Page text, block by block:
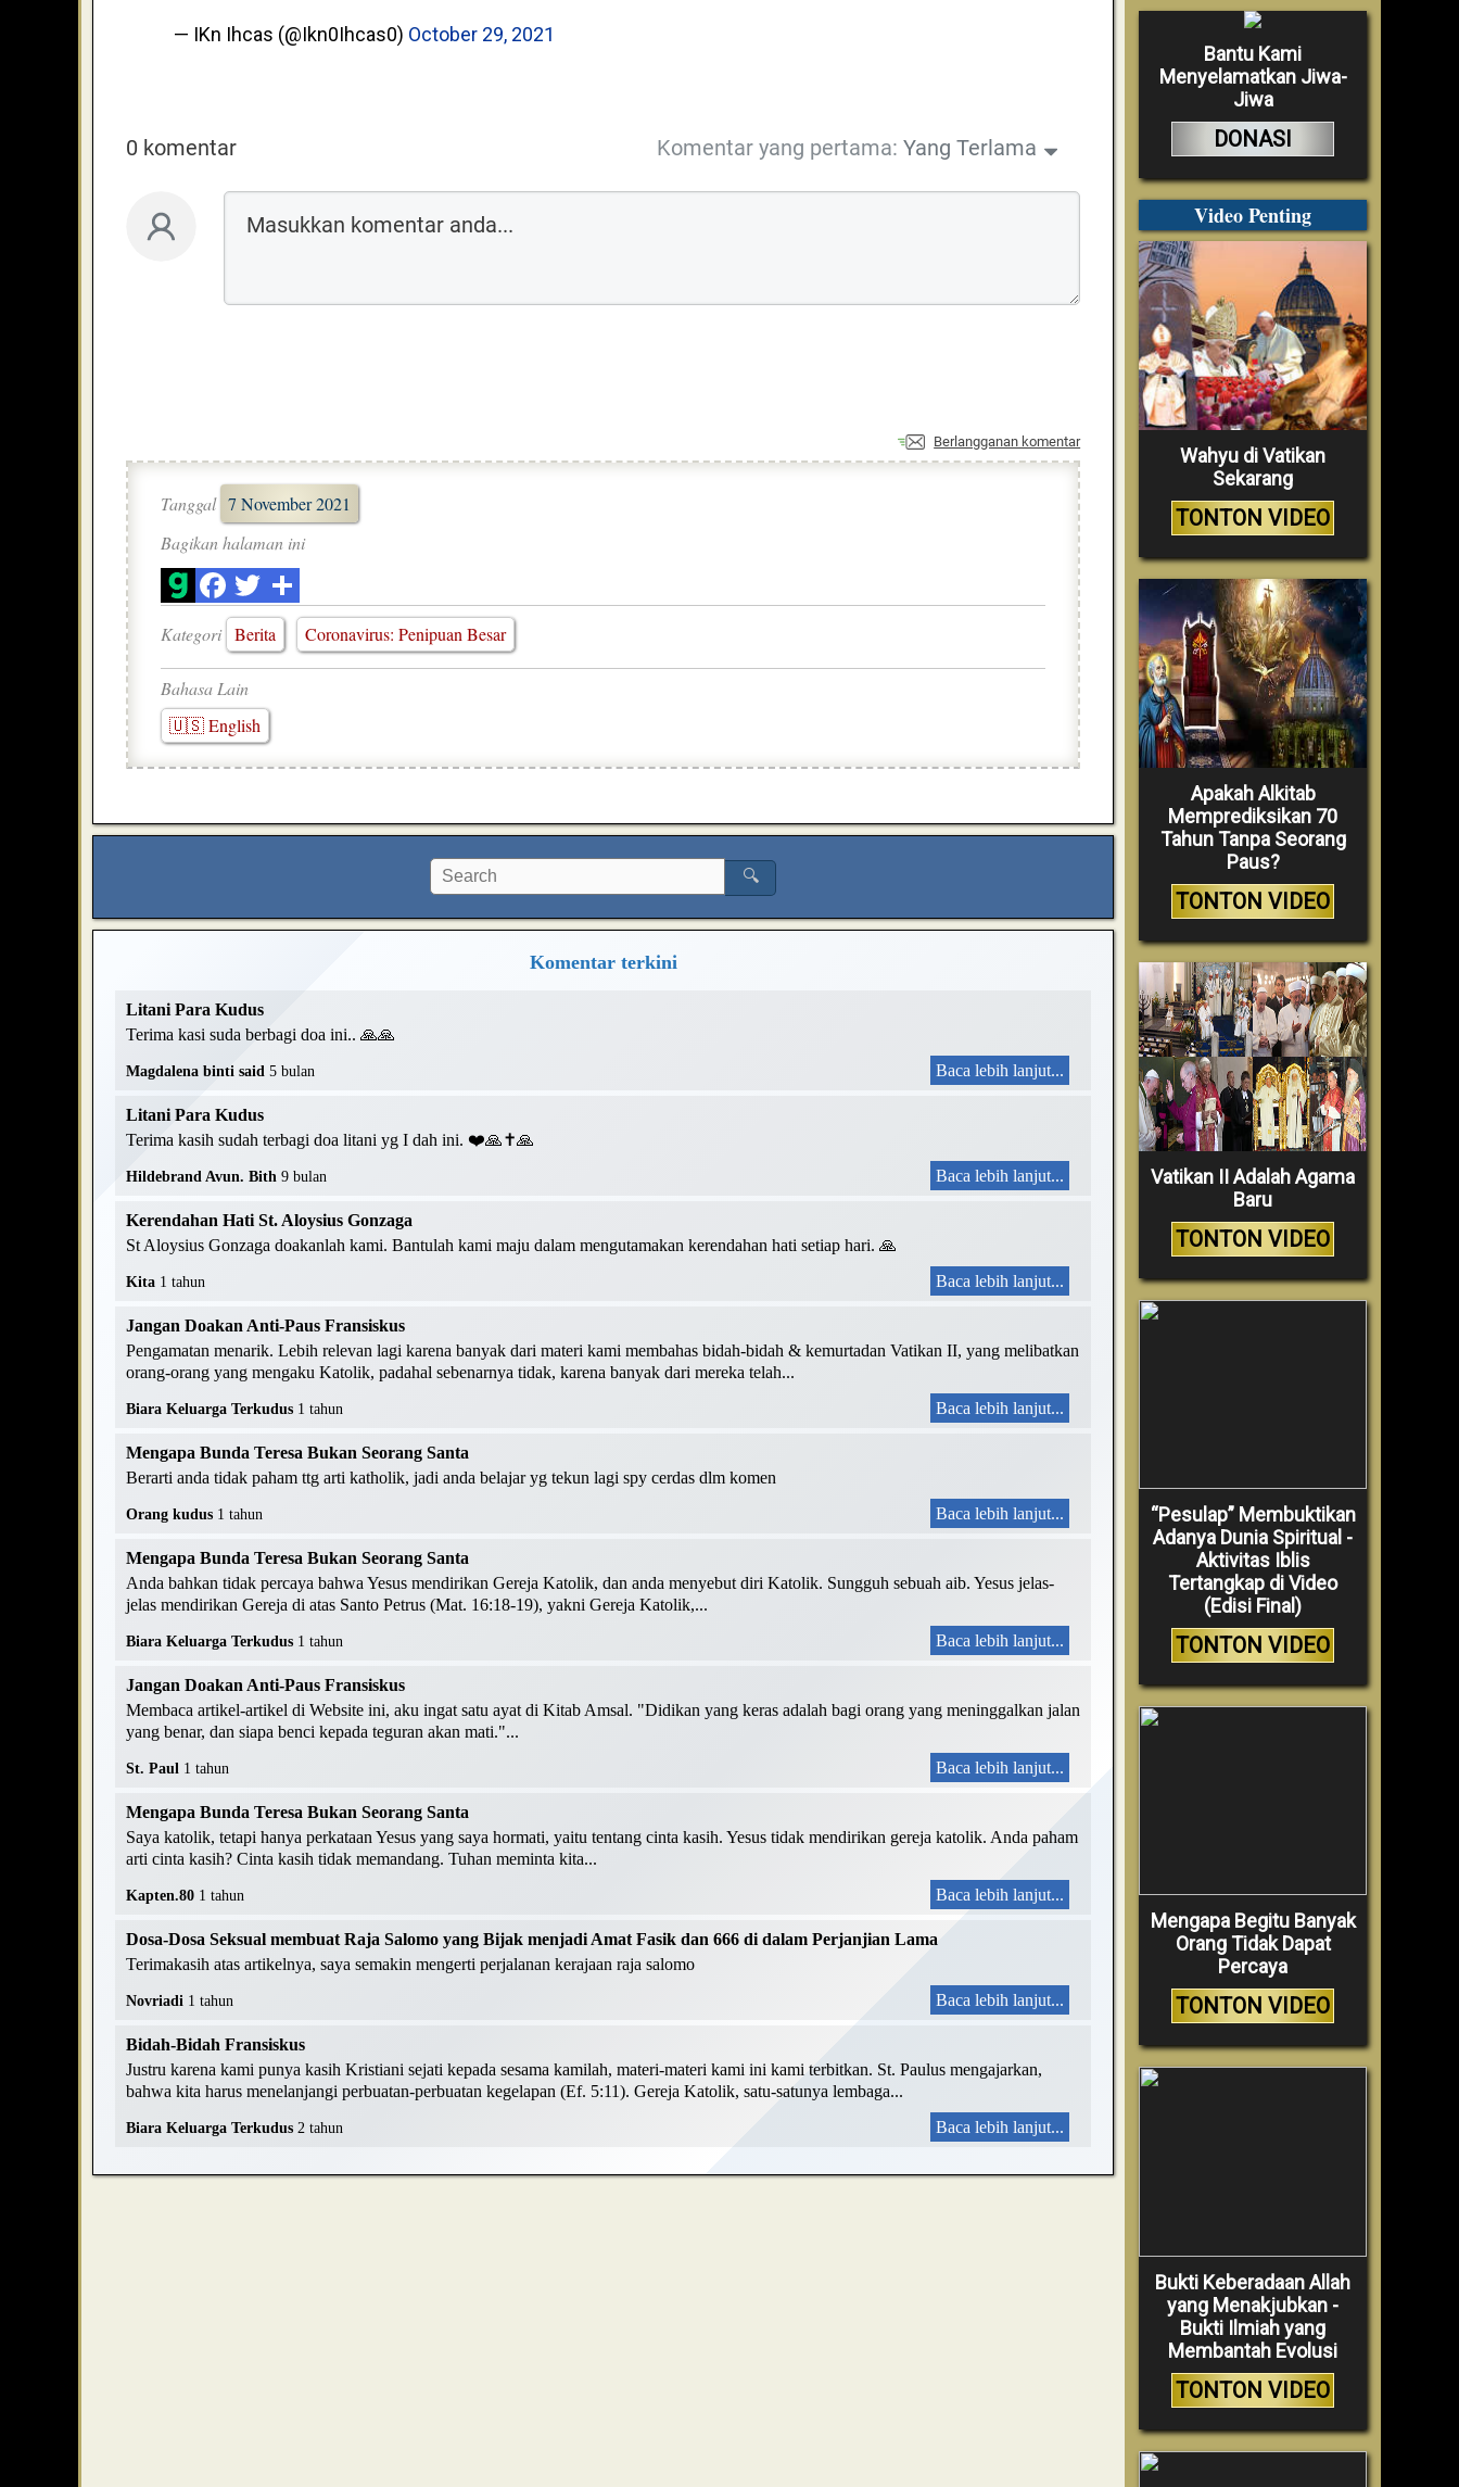
— IKn Ihcas (@Ikn0Ihcas0) October 29, 2021
0 komentar Komentar yang pertama: Yang Terlama
Berlangganan komentar
Tanggal 7 November 2021
Bagikan halaman ini
Kategori Berita Coronavirus: Penipuan Besar
Bahasa Lain
🇺🇸 English
🔍
Komentar terkini
Litani Para Kudus
Terima kasi suda berbagi doa ini.. 🙏🙏
Magdalena binti said 5 bulan Baca lebih lanjut...
Litani Para Kudus
Terima kasih sudah terbagi doa litani yg I dah ini. ❤️🙏✝️🙏
Hildebrand Avun. Bith 9 bulan Baca lebih lanjut...
Kerendahan Hati St. Aloysius Gonzaga
St Aloysius Gonzaga doakanlah kami. Bantulah kami maju dalam mengutamakan kerendahan hati setiap hari. 🙏
Kita 1 tahun Baca lebih lanjut...
Jangan Doakan Anti-Paus Fransiskus
Pengamatan menarik. Lebih relevan lagi karena banyak dari materi kami membahas bidah-bidah & kemurtadan Vatikan II, yang melibatkan
orang-orang yang mengaku Katolik, padahal sebenarnya tidak, karena banyak dari mereka telah...
Biara Keluarga Terkudus 1 tahun Baca lebih lanjut...
Mengapa Bunda Teresa Bukan Seorang Santa
Berarti anda tidak paham ttg arti katholik, jadi anda belajar yg tekun lagi spy cerdas dlm komen
Orang kudus 1 tahun Baca lebih lanjut...
Mengapa Bunda Teresa Bukan Seorang Santa
Anda bahkan tidak percaya bahwa Yesus mendirikan Gereja Katolik, dan anda menyebut diri Katolik. Sungguh sebuah aib. Yesus jelas-
jelas mendirikan Gereja di atas Santo Petrus (Mat. 16:18-19), yakni Gereja Katolik,...
Biara Keluarga Terkudus 1 tahun Baca lebih lanjut...
Jangan Doakan Anti-Paus Fransiskus
Membaca artikel-artikel di Website ini, aku ingat satu ayat di Kitab Amsal. "Didikan yang keras adalah bagi orang yang meninggalkan jalan
yang benar, dan siapa benci kepada teguran akan mati."...
St. Paul 1 tahun Baca lebih lanjut...
Mengapa Bunda Teresa Bukan Seorang Santa
Saya katolik, tetapi hanya perkataan Yesus yang saya hormati, yaitu tentang cinta kasih. Yesus tidak mendirikan gereja katolik. Anda paham
arti cinta kasih? Cinta kasih tidak memandang. Tuhan meminta kita...
Kapten.80 1 tahun Baca lebih lanjut...
Dosa-Dosa Seksual membuat Raja Salomo yang Bijak menjadi Amat Fasik dan 666 di dalam Perjanjian Lama
Terimakasih atas artikelnya, saya semakin mengerti perjalanan kerajaan raja salomo
Novriadi 1 tahun Baca lebih lanjut...
Bidah-Bidah Fransiskus
Justru karena kami punya kasih Kristiani sejati kepada sesama kamilah, materi-materi kami ini kami terbitkan. St. Paulus mengajarkan,
bahwa kita harus menelanjangi perbuatan-perbuatan kegelapan (Ef. 5:11). Gereja Katolik, satu-satunya lembaga...
Biara Keluarga Terkudus 2 tahun Baca lebih lanjut...
Bantu Kami
Menyelamatkan Jiwa-
Jiwa
DONASI
Video Penting
Wahyu di Vatikan
Sekarang
TONTON VIDEO
Apakah Alkitab
Memprediksikan 70
Tahun Tanpa Seorang
Paus?
TONTON VIDEO
Vatikan II Adalah Agama
Baru
TONTON VIDEO
“Pesulap” Membuktikan
Adanya Dunia Spiritual -
Aktivitas Iblis
Tertangkap di Video
(Edisi Final)
TONTON VIDEO
Mengapa Begitu Banyak
Orang Tidak Dapat
Percaya
TONTON VIDEO
Bukti Keberadaan Allah
yang Menakjubkan -
Bukti Ilmiah yang
Membantah Evolusi
TONTON VIDEO